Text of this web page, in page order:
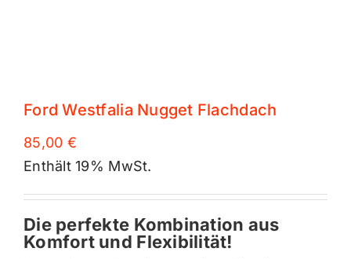
Ford Westfalia Nugget Flachdach
85,00 €
Enthält 19% MwSt.
Die perfekte Kombination aus
Komfort und Flexibilität!